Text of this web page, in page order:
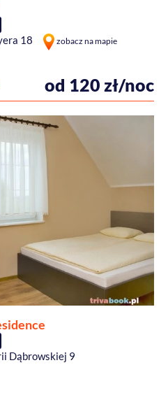
18 zobacz na mapie
od 120 zł/noc
Dąbrowskiej 9